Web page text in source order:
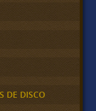
DE DISCO